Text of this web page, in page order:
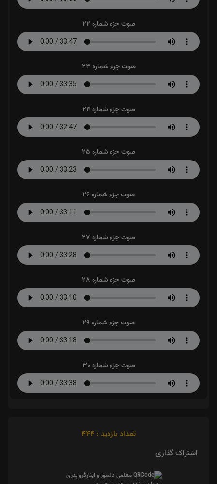
صوت جزء شماره 22
صوت جزء شماره 23
صوت جزء شماره 24
صوت جزء شماره 25
صوت جزء شماره 26
صوت جزء شماره 27
صوت جزء شماره 28
صوت جزء شماره 29
صوت جزء شماره 30
تعداد بازدید : 444
اشتراک گذاری